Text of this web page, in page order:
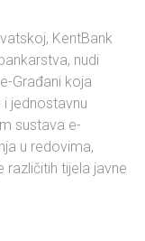
KentBank
nudi
Građani koja
jednostavnu
sustava e-
u redovima,
različitih tijela javne